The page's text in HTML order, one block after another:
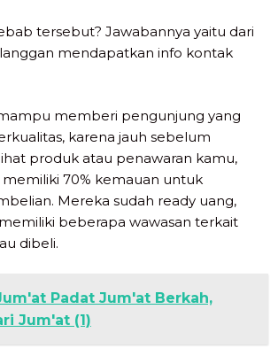
tersebut? Jawabannya yaitu dari
mendapatkan info kontak
memberi pengunjung yang
karena jauh sebelum
produk atau penawaran kamu,
70% kemauan untuk
Mereka sudah ready uang,
beberapa wawasan terkait
dibeli.
Padat Jum'at Berkah,
Jum'at (1)